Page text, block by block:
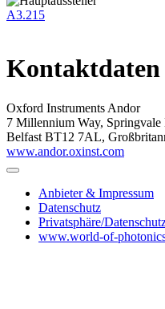
A3.215
Kontaktdaten
Oxford Instruments Andor
7 Millennium Way, Springvale
Belfast BT12 7AL,
www.andor.oxinst.com
Anbieter & Impressum
Datenschutz
Privatsphäre/
www.world-of-